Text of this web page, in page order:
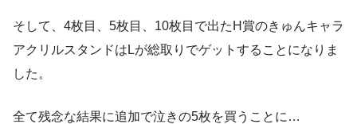
そして、4枚目、5枚目、10枚目で出たH賞のきゅんキャラ
アクリルスタンドはLが総取りでゲットすることになりま
した。
全て残念な結果に追加で泣きの5枚を買うことに…